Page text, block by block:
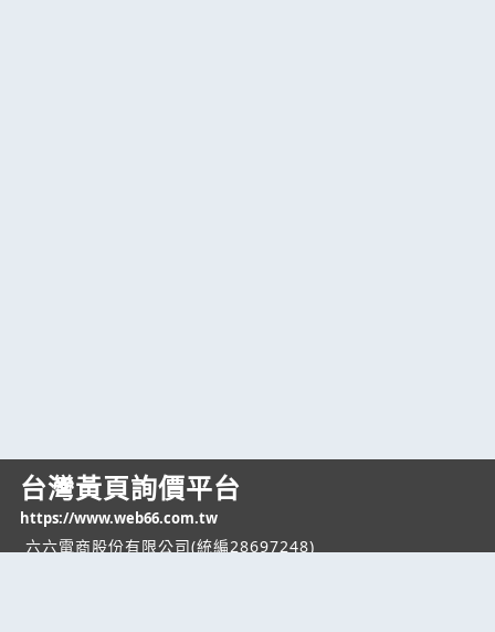
台灣黃頁詢價平台
https://www.web66.com.tw
六六電商股份有限公司(統編28697248)